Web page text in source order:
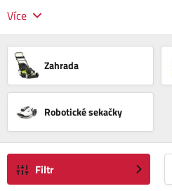
Více
Zahrada
Robotické sekačky
Filtr